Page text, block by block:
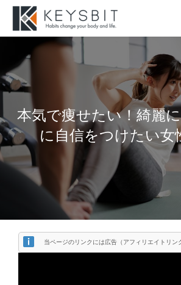
本気で痩せたい！綺麗
に自信をつけたい女
当ページのリンクには広告（アフィリエイトリン